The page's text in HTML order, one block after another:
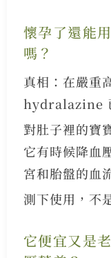
懷孕了還能
嗎？
真相：在嚴重
hydralazine
對肚子裡的寶
它有時候降血
宮和胎盤的血
測下使用，不
它便宜又是